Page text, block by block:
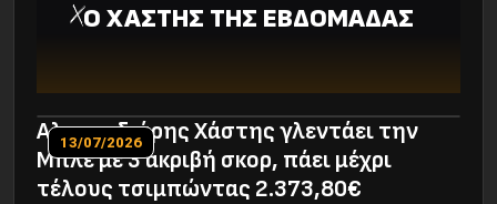
Ο ΧΑΣΤΗΣ ΤΗΣ ΕΒΔΟΜΑΔΑΣ
Αλεπουδιάρης Xάστης γλεντάει την
Μπλε με 3 ακριβή σκορ, πάει μέχρι
τέλους τσιμπώντας 2.373,80€
13/07/2026